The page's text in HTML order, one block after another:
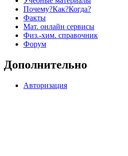
Почему?Как?Когда?
Факты
Мат. онлайн сервисы
Физ.-хим. справочник
Форум
Дополнительно
Авторизация